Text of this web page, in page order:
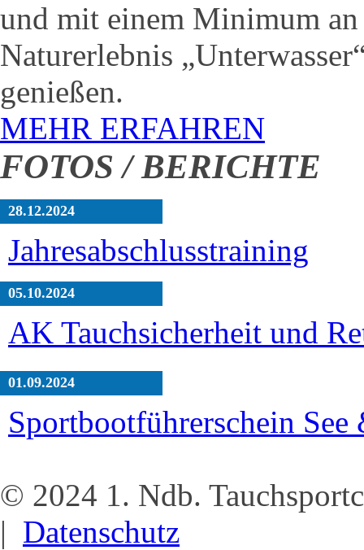
und mit einem Minimum
Naturerlebnis
genießen.
MEHR ERFAHREN
FOTOS / BERICHTE
28.12.2024
Jahresabschlusstraining
05.10.2024
AK Tauchsicherheit und
01.09.2024
Sportbootführerschein
© 2024 1. Ndb.
| Datenschutz